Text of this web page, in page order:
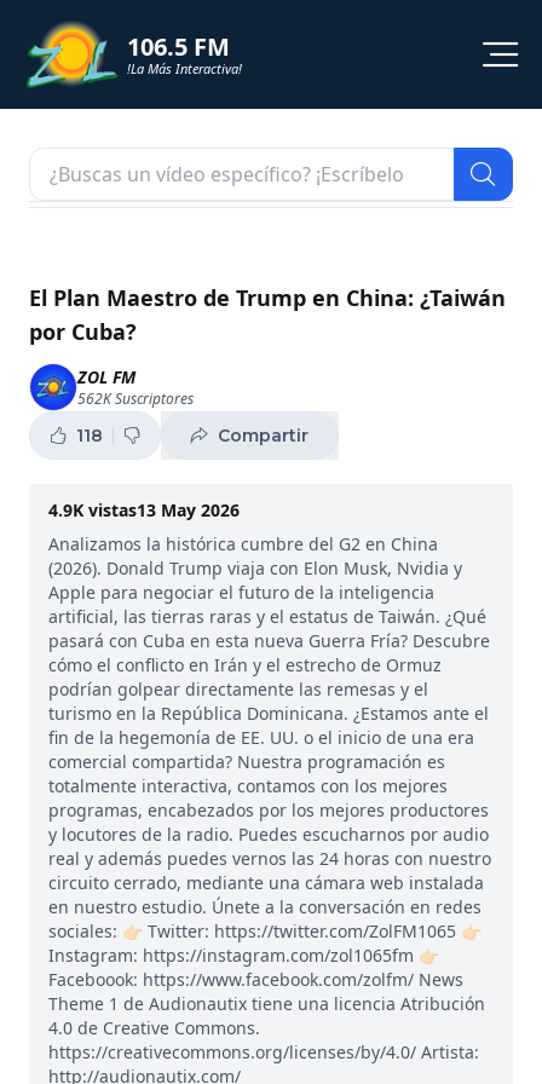
106.5 FM
!La Más Interactiva!
NOTICIAS
SHORTS
PODCAST
ZOL TV
El Plan Maestro de Trump en China: ¿Taiwán
por Cuba?
ZOL FM
562KSuscriptores
118 Compartir
4.9K vistas13 May 2026
Analizamos la histórica cumbre del G2 en China
(2026). Donald Trump viaja con Elon Musk, Nvidia y
Apple para negociar el futuro de la inteligencia
artificial, las tierras raras y el estatus de Taiwán. ¿Qué
pasará con Cuba en esta nueva Guerra Fría? Descubre
cómo el conflicto en Irán y el estrecho de Ormuz
podrían golpear directamente las remesas y el
turismo en la República Dominicana. ¿Estamos ante el
fin de la hegemonía de EE. UU. o el inicio de una era
comercial compartida? Nuestra programación es
totalmente interactiva, contamos con los mejores
programas, encabezados por los mejores productores
y locutores de la radio. Puedes escucharnos por audio
real y además puedes vernos las 24 horas con nuestro
circuito cerrado, mediante una cámara web instalada
en nuestro estudio. Únete a la conversación en redes
sociales: 👉🏻 Twitter: https://twitter.com/ZolFM1065 👉🏻
Instagram: https://instagram.com/zol1065fm 👉🏻
Faceboook: https://www.facebook.com/zolfm/ News
Theme 1 de Audionautix tiene una licencia Atribución
4.0 de Creative Commons.
https://creativecommons.org/licenses/by/4.0/ Artista:
http://audionautix.com/